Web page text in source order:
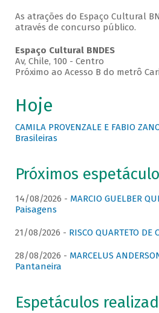
As atrações do Espaço Cultural
através de concurso público.
Espaço Cultural BNDES
Av, Chile, 100 - Centro
Próximo ao Acesso B do metrô
Hoje
CAMILA PROVENZALE E FABIO
Brasileiras
Próximos
14/08/2026 - MARCIO GUELBER
Paisagens
21/08/2026 - RISCO QUARTETO
28/08/2026 - MARCELUS
Pantaneira
Espetáculos